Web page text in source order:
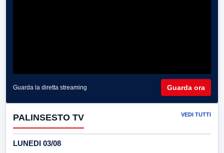
Guarda la diretta streaming Guarda ora
PALINSESTO TV VEDI TUTTI
LUNEDI 03/08